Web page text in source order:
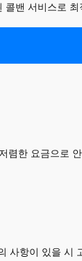
밴 서비스로
렴한 요금으로
사항이 있을 시